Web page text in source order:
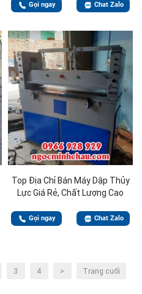
Gọi ngay Chat Zalo
Top Địa Chỉ Bán Máy Dập Thủy
Lực Giá Rẻ, Chất Lượng Cao
Gọi ngay Chat Zalo
3 4 > Trang cuối